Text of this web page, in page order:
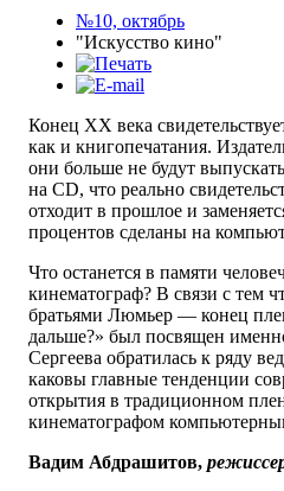
№10, октябрь
"Искусство кино"
Конец XX века
как и книгопечатания.
они больше не будут
на CD, что реально
отходит в прошлое и
процентов сделаны на
Что останется в памяти
кинематограф? В связи с тем
братьями Люмьер — конец
дальше?» был посвящен
Сергеева обратилась к ряду
каковы главные тенденции
открытия в традиционном
кинематографом
Вадим Абдрашитов,